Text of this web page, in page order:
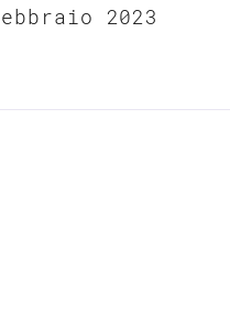
2023